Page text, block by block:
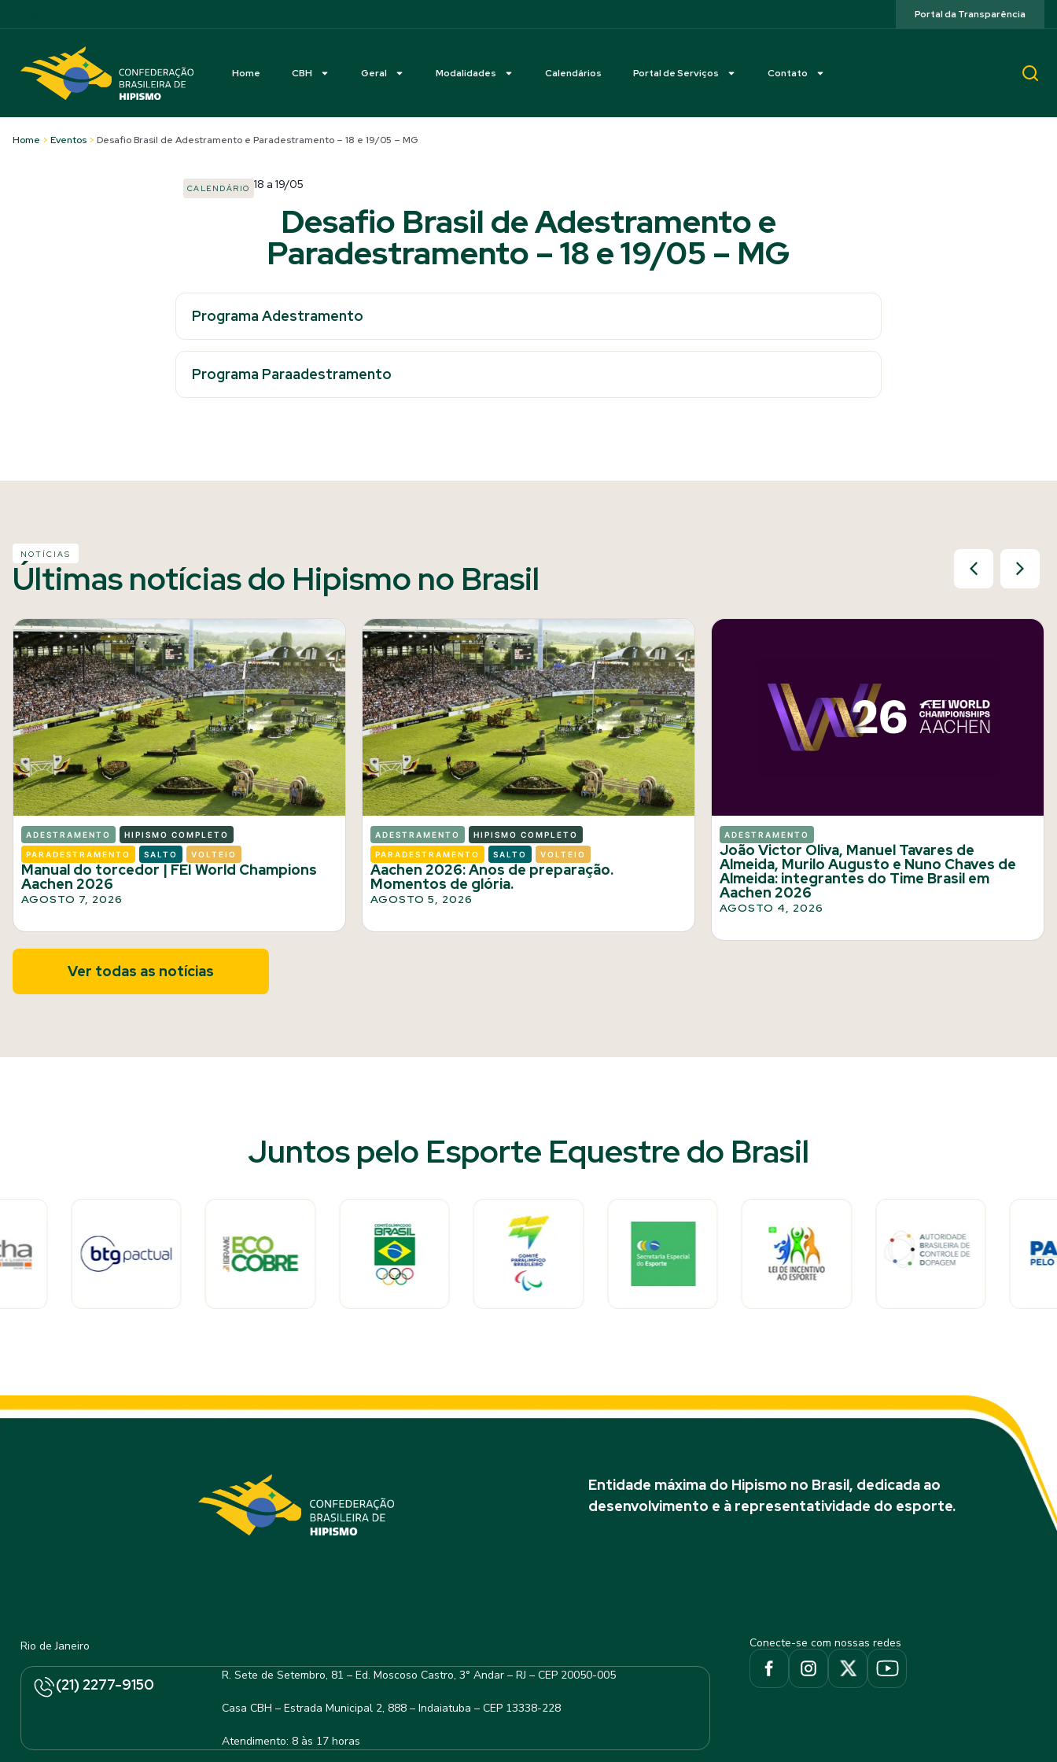
Portal da Transparência
Home CBH Geral Modalidades Calendários Portal de Serviços Contato
Home > Eventos > Desafio Brasil de Adestramento e Paradestramento – 18 e 19/05 – MG
CALENDÁRIO 18 a 19/05
Desafio Brasil de Adestramento e
Paradestramento – 18 e 19/05 – MG
Programa Adestramento
Programa Paraadestramento
NOTÍCIAS
Últimas notícias do Hipismo no Brasil
ADESTRAMENTO HIPISMO COMPLETO
PARADESTRAMENTO SALTO VOLTEIO
Manual do torcedor | FEI World Champions
Aachen 2026
AGOSTO 7, 2026
ADESTRAMENTO HIPISMO COMPLETO
PARADESTRAMENTO SALTO VOLTEIO
Aachen 2026: Anos de preparação.
Momentos de glória.
AGOSTO 5, 2026
ADESTRAMENTO
João Victor Oliva, Manuel Tavares de
Almeida, Murilo Augusto e Nuno Chaves de
Almeida: integrantes do Time Brasil em
Aachen 2026
AGOSTO 4, 2026
Ver todas as notícias
Juntos pelo Esporte Equestre do Brasil​
Entidade máxima do Hipismo no Brasil, dedicada ao
desenvolvimento e à representatividade do esporte.
Rio de Janeiro
(21) 2277-9150
R. Sete de Setembro, 81 – Ed. Moscoso Castro, 3° Andar – RJ – CEP 20050-005
Casa CBH – Estrada Municipal 2, 888 – Indaiatuba – CEP 13338-228
Atendimento: 8 às 17 horas
Conecte-se com nossas redes